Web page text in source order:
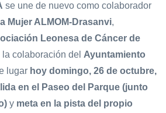
se une de nuevo como colaborador
Mujer ALMOM-Drasanvi,
Leonesa de Cáncer de
la colaboración del Ayuntamiento
lugar hoy domingo, 26 de octubre,
en el Paseo del Parque (junto
y meta en la pista del propio